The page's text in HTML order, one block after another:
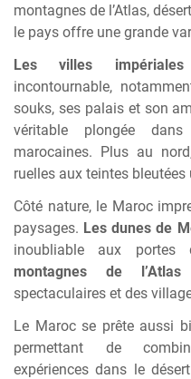
montagnes de l’Atlas,
le pays offre une grande
Les villes impériales
incontournable,
souks, ses palais et son
véritable plongée
marocaines. Plus au
ruelles aux teintes bleutées
Côté nature, le Maroc
paysages. Les dunes de
inoubliable aux portes
montagnes de l’Atlas
spectaculaires et des
Le Maroc se prête aussi
permettant de
expériences dans le